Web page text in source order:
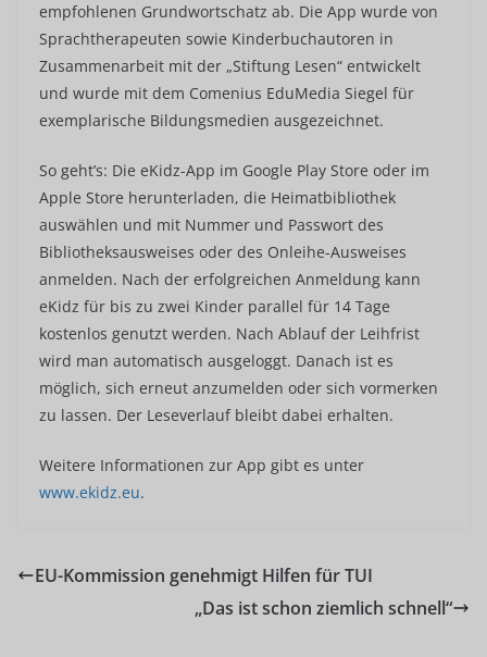
empfohlenen Grundwortschatz ab. Die App wurde von
Sprachtherapeuten sowie Kinderbuchautoren in
Zusammenarbeit mit der „Stiftung Lesen“ entwickelt
und wurde mit dem Comenius EduMedia Siegel für
exemplarische Bildungsmedien ausgezeichnet.
So geht’s: Die eKidz-App im Google Play Store oder im
Apple Store herunterladen, die Heimatbibliothek
auswählen und mit Nummer und Passwort des
Bibliotheksausweises oder des Onleihe-Ausweises
anmelden. Nach der erfolgreichen Anmeldung kann
eKidz für bis zu zwei Kinder parallel für 14 Tage
kostenlos genutzt werden. Nach Ablauf der Leihfrist
wird man automatisch ausgeloggt. Danach ist es
möglich, sich erneut anzumelden oder sich vormerken
zu lassen. Der Leseverlauf bleibt dabei erhalten.
Weitere Informationen zur App gibt es unter
www.ekidz.eu.
EU-Kommission genehmigt Hilfen für TUI
„Das ist schon ziemlich schnell“